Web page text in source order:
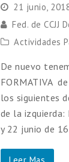
21 junio,
Fed. de CCJJ
Actividades
De nuevo
FORMATIVA
los siguientes
de la izquierda:
y 22 junio de